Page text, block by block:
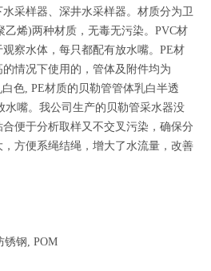
采样器、深井水采样器。材质分为卫
乙烯)两种材质，无毒无污染。PVC材
察水体，每只都配有放水嘴。PE材
情况下使用的，管体及附件均为
色, PE材质的贝勒管管体乳白半透
水嘴。我公司生产的贝勒管采水器没
便于分析取样又不交叉污染，确保分
方便系绳结绳，增大了水流量，改善
钢, POM